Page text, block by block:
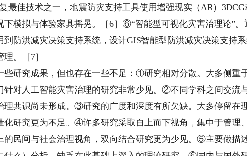
最佳技术之一，地震防灾支持工具使用增强现实（AR）3DCG
下模拟与体验家具摇晃。［6］⑥“智能型可视化灾害治理论”。
防洪减灾决策支持系统，设计GIS智能型防洪减灾决策支持
。［7］
研究成果，但也存在一些不足：①研究相对分散。大多侧重
针对人工智能灾害治理的研究非常少见。②不同学科之间交流
理共识尚未形成。③研究的广度和深度有所欠缺。大多停留在
研究更为不足。④许多研究采取自上而下视角，集中于管理、
的民间与社会治理视角，双向结合研究更为少见。⑤主要做描